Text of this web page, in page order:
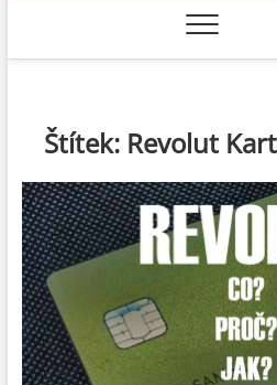
Štítek: Revolut